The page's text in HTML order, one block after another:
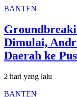
BANTEN
Dimulai,
Daerah ke
2 hari yang lalu
BANTEN